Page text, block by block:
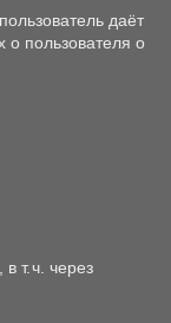
даёт
о пользователя о
т. ч. через